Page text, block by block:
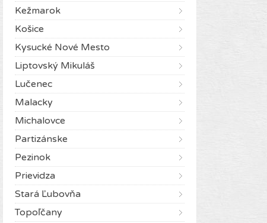
Kežmarok
Košice
Kysucké Nové Mesto
Liptovský Mikuláš
Lučenec
Malacky
Michalovce
Partizánske
Pezinok
Prievidza
Stará Ľubovňa
Topoľčany